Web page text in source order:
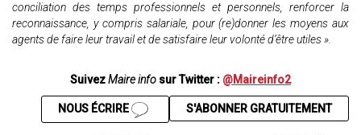
conciliation des temps professionnels et personnels, renforcer la
reconnaissance, y compris salariale, pour (re)donner les moyens aux
agents de faire leur travail et de satisfaire leur volonté d’être utiles ».
SuivezMaire info sur Twitter : @Maireinfo2
S'ABONNER GRATUITEMENT
NOUS ÉCRIRE